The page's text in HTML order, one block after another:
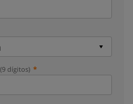
dígitos)